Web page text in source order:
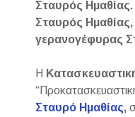
Σταυρός
Σταυρός
γερανογέφυρας
Η
Σταυρό Ημαθίας,